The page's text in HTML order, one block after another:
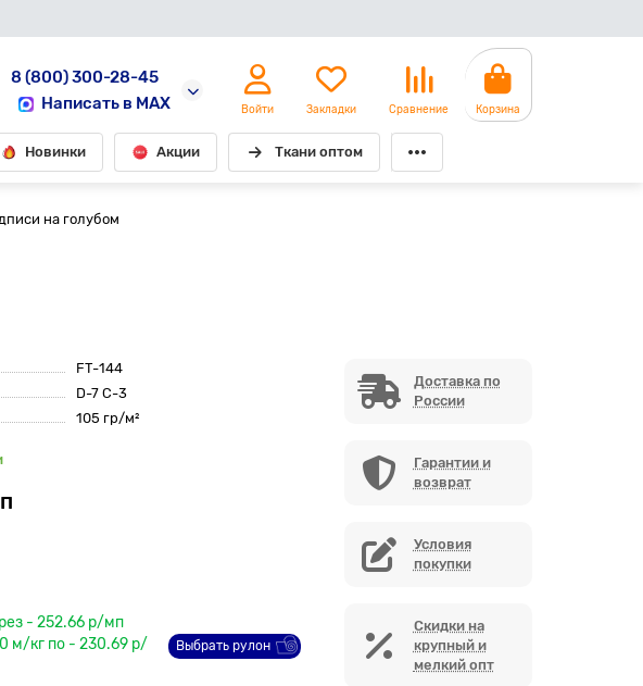
8 (800) 300-28-45
Написать в MAX
Войти Закладки Сравнение Корзина
Новинки Акции Ткани оптом
на голубом
FT-144
D-7 C-3
105 гр/м²
- 252.66 р/мп
м/кг по - 230.69 р/
Выбрать рулон
Доставка по
России
Гарантии и
возврат
Условия
покупки
Скидки на
крупный и
мелкий опт